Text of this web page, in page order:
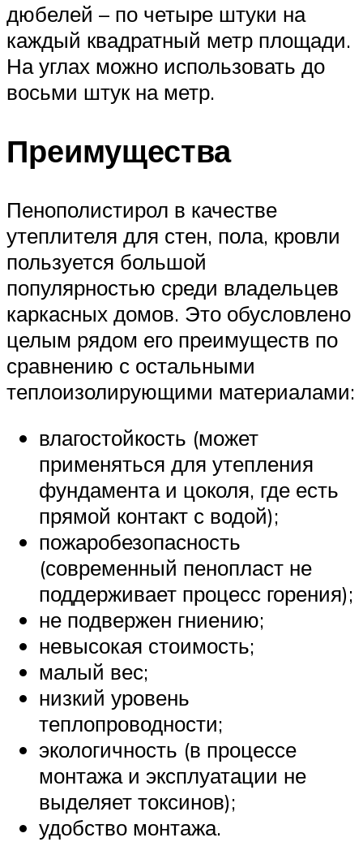
дюбелей – по четыре штуки на
каждый квадратный метр площади.
На углах можно использовать до
восьми штук на метр.
Преимущества
Пенополистирол в качестве
утеплителя для стен, пола, кровли
пользуется большой
популярностью среди владельцев
каркасных домов. Это обусловлено
целым рядом его преимуществ по
сравнению с остальными
теплоизолирующими материалами:
влагостойкость (может
применяться для утепления
фундамента и цоколя, где есть
прямой контакт с водой);
пожаробезопасность
(современный пенопласт не
поддерживает процесс горения);
не подвержен гниению;
невысокая стоимость;
малый вес;
низкий уровень
теплопроводности;
экологичность (в процессе
монтажа и эксплуатации не
выделяет токсинов);
удобство монтажа.